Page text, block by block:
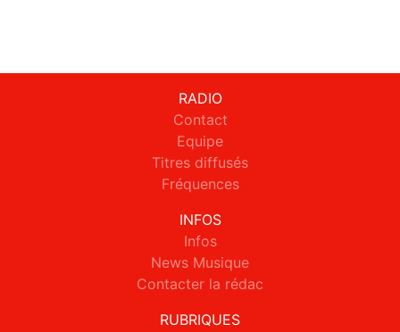
RADIO
Contact
Equipe
Titres diffusés
Fréquences
INFOS
Infos
News Musique
Contacter la rédac
RUBRIQUES